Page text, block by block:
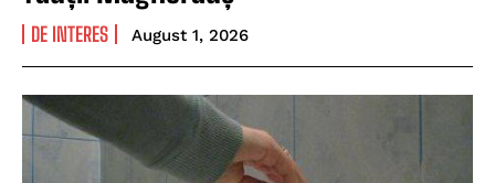
DE INTERES August 1, 2026